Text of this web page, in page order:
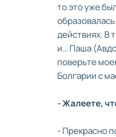
то это уже
действиях. В
и… Паша
поверьте
Болгарии с
- Жалеете,
- Прекрасно